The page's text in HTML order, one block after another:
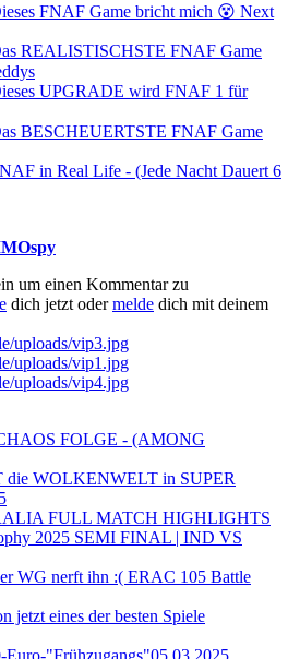
FNAF Game bricht mich 😵 Next
REALISTISCHSTE FNAF Game
UPGRADE wird FNAF 1 für
BESCHEUERTSTE FNAF Game
in Real Life - (Jede Nacht Dauert 6
um einen Kommentar zu
dich jetzt odermelde dich mit deinem
FOLGE - (AMONG
die WOLKENWELT in SUPER
FULL MATCH HIGHLIGHTS
2025 SEMI FINAL | IND VS
WG nerft ihn :( ERAC 105 Battle
jetzt eines der besten Spiele
Euro-"Frühzugangs"05.03.2025